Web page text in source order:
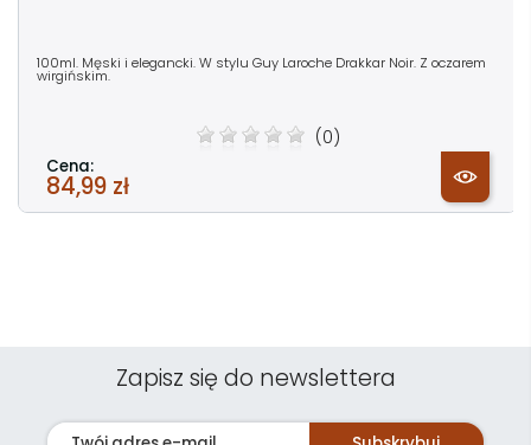
100ml. Męski i elegancki. W stylu Guy Laroche Drakkar Noir. Z oczarem
wirgińskim.
(0)
Cena:
84,99 zł
Zapisz się do newslettera